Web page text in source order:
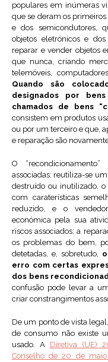
populares em inúmeras
que se deram os
e dos semicondutores,
objetos eletrónicos e
reparar e vender objetos
que nunca, criando
telemóveis,
Quando são
designados por bens
chamados de bens
consistem em produtos
ou por um terceiro e que,
e reparação são
O
associadas: reutiliza-se
destruído ou inutilizado,
com caraterísticas
reduzido, e o
económica pela sua
riscos associados: a
os problemas do bem,
detetadas, e, sobretudo,
erro com certas
dos bens
confusão pode levar a
criar constrangimentos
De um ponto de vista
de consumo não existe
usado. A Diretiva (UE)
Conselho de 20 de